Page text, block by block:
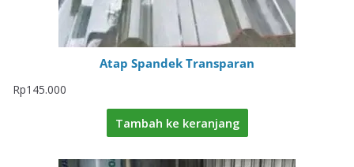
Atap Spandek Transparan
Rp145.000
Tambah ke keranjang